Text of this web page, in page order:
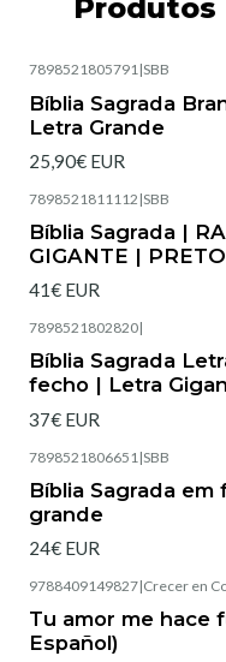
7898521805791|SBB
Bíblia Sagrada
Letra Grande
25,90€ EUR
7898521811112 |SBB
Bíblia Sagrada |
GIGANTE | PRETO
41€ EUR
7898521802820|
Bíblia Sagrada
fecho | Letra
37€ EUR
7898521806651 |SBB
Bíblia Sagrada
grande
24€ EUR
9788409149827|Crecer en
Tu amor me hace
Español)